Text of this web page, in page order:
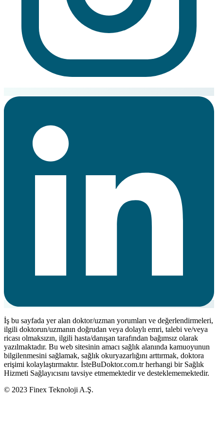
İş bu sayfada yer alan doktor/uzman yorumları ve değerlendirmeleri,
ilgili doktorun/uzmanın doğrudan veya dolaylı emri, talebi ve/veya
ricası olmaksızın, ilgili hasta/danışan tarafından bağımsız olarak
yazılmaktadır. Bu web sitesinin amacı sağlık alanında kamuoyunun
bilgilenmesini sağlamak, sağlık okuryazarlığını arttırmak, doktora
erişimi kolaylaştırmaktır. İsteBuDoktor.com.tr herhangi bir Sağlık
Hizmeti Sağlayıcısını tavsiye etmemektedir ve desteklememektedir.
© 2023 Finex Teknoloji A.Ş.